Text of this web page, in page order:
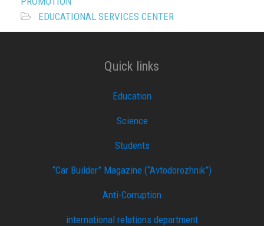
EDUCATIONAL SERVICES CENTER
Quick links
Education
Science
Students
“Car Builder” Magazine (“Avtodorozhnik”)
Anti-Corruption
international relations department